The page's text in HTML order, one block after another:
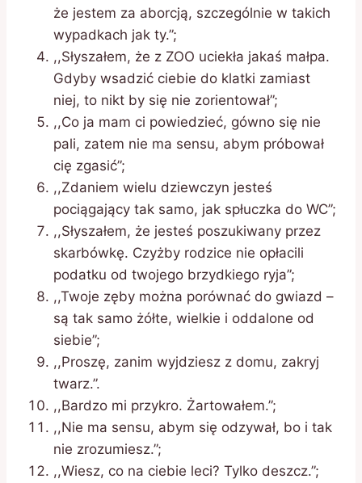
że jestem za aborcją, szczególnie w takich
wypadkach jak ty.”;
,,Słyszałem, że z ZOO uciekła jakaś małpa.
Gdyby wsadzić ciebie do klatki zamiast
niej, to nikt by się nie zorientował”;
,,Co ja mam ci powiedzieć, gówno się nie
pali, zatem nie ma sensu, abym próbował
cię zgasić”;
,,Zdaniem wielu dziewczyn jesteś
pociągający tak samo, jak spłuczka do WC”;
,,Słyszałem, że jesteś poszukiwany przez
skarbówkę. Czyżby rodzice nie opłacili
podatku od twojego brzydkiego ryja”;
,,Twoje zęby można porównać do gwiazd –
są tak samo żółte, wielkie i oddalone od
siebie”;
,,Proszę, zanim wyjdziesz z domu, zakryj
twarz.”.
,,Bardzo mi przykro. Żartowałem.”;
,,Nie ma sensu, abym się odzywał, bo i tak
nie zrozumiesz.”;
,,Wiesz, co na ciebie leci? Tylko deszcz.”;